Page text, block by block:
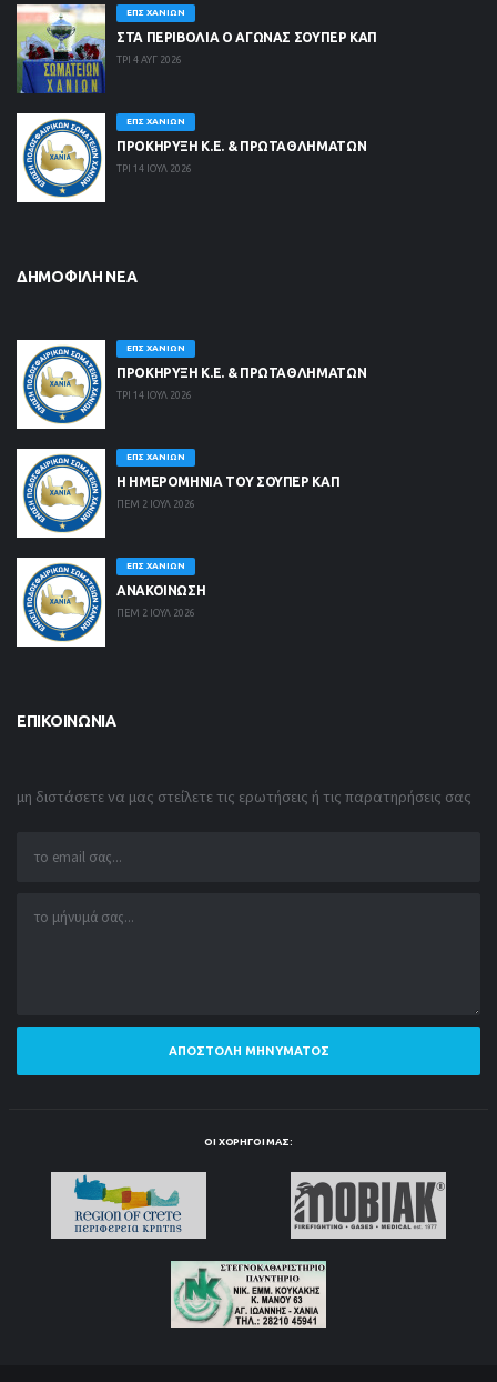
ΕΠΣ ΧΑΝΊΩΝ
ΣΤΑ ΠΕΡΙΒΟΛΙΑ Ο ΑΓΩΝΑΣ ΣΟΥΠΕΡ ΚΑΠ
ΤΡΙ 4 ΑΥΓ 2026
ΕΠΣ ΧΑΝΊΩΝ
ΠΡΟΚΗΡΥΞΗ Κ.Ε. & ΠΡΩΤΑΘΛΗΜΑΤΩΝ
ΤΡΙ 14 ΙΟΥΛ 2026
ΔΗΜΟΦΙΛΉ ΝΈΑ
ΕΠΣ ΧΑΝΊΩΝ
ΠΡΟΚΗΡΥΞΗ Κ.Ε. & ΠΡΩΤΑΘΛΗΜΑΤΩΝ
ΤΡΙ 14 ΙΟΥΛ 2026
ΕΠΣ ΧΑΝΊΩΝ
Η ΗΜΕΡΟΜΗΝΙΑ ΤΟΥ ΣΟΥΠΕΡ ΚΑΠ
ΠΕΜ 2 ΙΟΥΛ 2026
ΕΠΣ ΧΑΝΊΩΝ
ΑΝΑΚΟΙΝΩΣΗ
ΠΕΜ 2 ΙΟΥΛ 2026
ΕΠΙΚΟΙΝΩΝΊΑ
μη διστάσετε να μας στείλετε τις ερωτήσεις ή τις παρατηρήσεις σας
ΑΠΟΣΤΟΛΉ ΜΗΝΎΜΑΤΟΣ
ΟΙ ΧΟΡΗΓΟΊ ΜΑΣ: